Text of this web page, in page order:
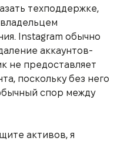
техподдержке,
Instagram обычно
аккаунтов-
не предоставляет
поскольку без него
спор между
активов, я